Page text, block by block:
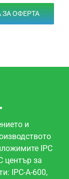
ЗА ОФЕРТА
и
IPC
център за
IPC-A-600,